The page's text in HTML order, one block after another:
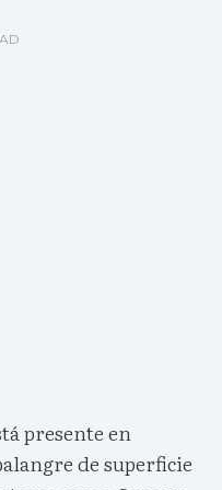
presente en
de superficie